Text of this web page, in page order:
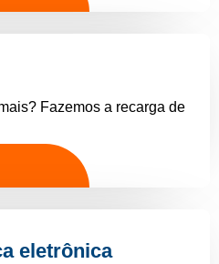
Fazemos a recarga de
eletrônica